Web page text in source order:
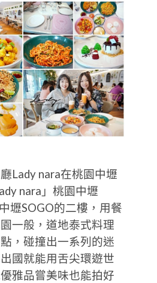
Lady nara在桃園中壢
nara」桃園中壢
壢SOGO的二樓，用餐
一般，道地泰式料理
，碰撞出一系列的迷
國就能用舌尖環遊世
雅品嘗美味也能拍好